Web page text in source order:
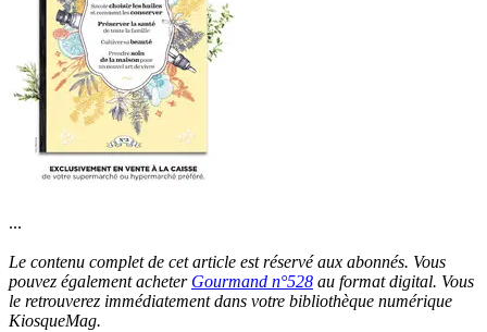
...
Le contenu complet de cet article est réservé aux abonnés. Vous
pouvez également acheter Gourmand n°528 au format digital. Vous
le retrouverez immédiatement dans votre bibliothèque numérique
KiosqueMag.